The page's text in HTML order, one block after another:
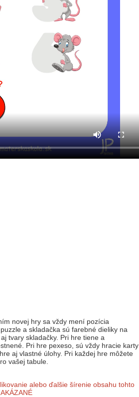
novej hry sa vždy mení pozícia
a skladačka sú farebné dieliky na
tvary skladačky. Pri hre tiene a
Pri hre pexeso, sú vždy hracie karty
aj vlastné úlohy. Pri každej hre môžete
vašej tabule.
alebo ďalšie šírenie obsahu tohto